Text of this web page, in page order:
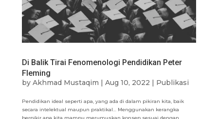
Di Balik Tirai Fenomenologi Pendidikan Peter
Fleming
by Akhmad Mustaqim | Aug 10, 2022 | Publikasi
Pendidikan ideal seperti apa, yang ada di dalam pikiran kita, baik
secara intelektual maupun praktikal… Menggunakan kerangka
berpikir apa kita mampu merumuskan konsep sesuai dengan